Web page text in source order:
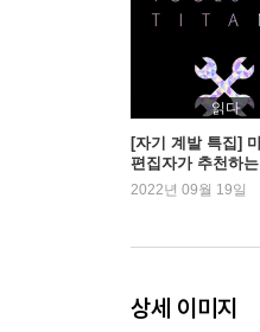
9. 베로나의 햇살
11. 가짜 부자
12. 돈을 끌어당
13. 귀인
구루 스토리_고
15. 소비할 때의
읽다
[자기 계발 특집]
편집자가 추천하는
발서
2022년 09월 19일
상세 이미지